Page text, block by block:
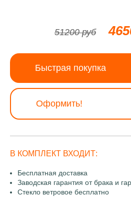
51200 руб
Быстрая покупка
Оформить!
В КОМПЛЕКТ ВХОДИТ:
Бесплатная доставка
Заводская гарантия от брака и
Стекло ветровое бесплатно